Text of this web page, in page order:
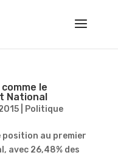
le
National
| Politique
position au premier
avec 26,48% des